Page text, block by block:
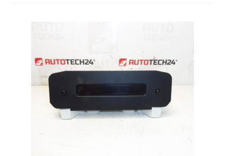
Obchodní podmínky
Ochrana osobních údajů